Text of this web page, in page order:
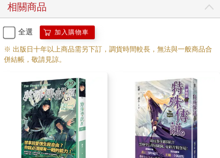
相關商品
全選 加入購物車
※ 出版日十年以上商品需另下訂，調貨時間較長，無法與一般商品合
併結帳，敬請見諒。